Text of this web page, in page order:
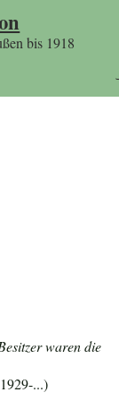
bis 1918
waren die
...)